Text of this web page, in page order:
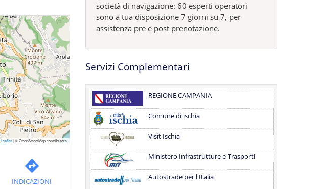
Leaflet |© OpenStreetMap contributors
INDICAZIONI
società di navigazione: 60 esperti operatori
sono a tua disposizione 7 giorni su 7, per
assistenza pre e post prenotazione.
Servizi Complementari
REGIONE CAMPANIA
Comune di ischia
Visit Ischia
Ministero Infrastrutture e Trasporti
Autostrade per l'Italia